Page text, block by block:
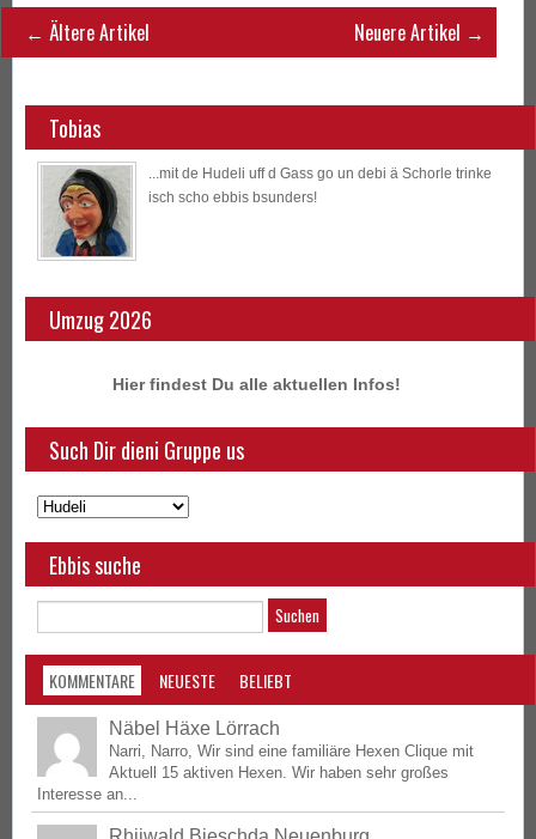
← Ältere Artikel Neuere Artikel →
Tobias
...mit de Hudeli uff d Gass go un debi ä Schorle trinke
isch scho ebbis bsunders!
Umzug 2026
Hier findest Du alle aktuellen Infos!
Such Dir dieni Gruppe us
Ebbis suche
KOMMENTARE NEUESTE BELIEBT
Näbel Häxe Lörrach
Narri, Narro, Wir sind eine familiäre Hexen Clique mit
Aktuell 15 aktiven Hexen. Wir haben sehr großes
Interesse an...